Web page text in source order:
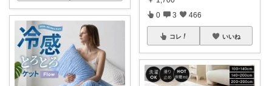
0 3 466
コレ いいね